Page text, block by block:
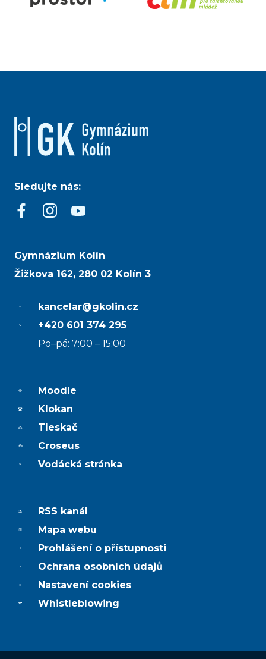
Sledujte nás:
Gymnázium Kolín
Žižkova 162, 280 02 Kolín 3
kancelar@gkolin.cz
+420 601 374 295
Po–pá: 7:00 – 15:00
Moodle
Klokan
Tleskač
Croseus
Vodácká stránka
RSS kanál
Mapa webu
Prohlášení o přístupnosti
Ochrana osobních údajů
Nastavení cookies
Whistleblowing